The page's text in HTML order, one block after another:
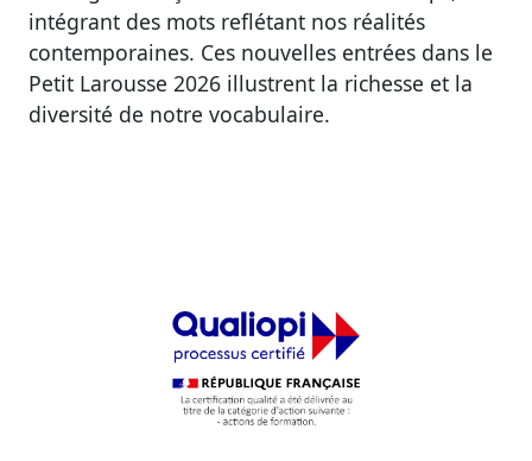
intégrant des mots reflétant nos réalités
contemporaines. Ces nouvelles entrées dans le
Petit Larousse 2026 illustrent la richesse et la
diversité de notre vocabulaire.